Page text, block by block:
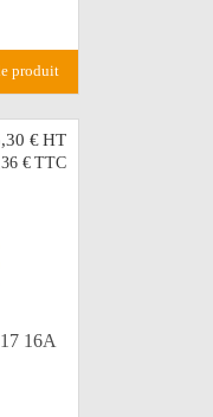
produit
€HT
€TTC
16A